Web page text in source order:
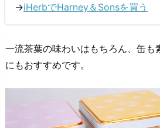
→iHerbでHarney＆Sonsを買う
一流茶葉の味わいはもちろん、缶も
にもおすすめです。